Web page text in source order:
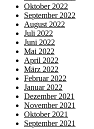
Oktober 2022
September 2022
August 2022
Juli 2022
Juni 2022
Mai 2022
April 2022
März 2022
Februar 2022
Januar 2022
Dezember 2021
November 2021
Oktober 2021
September 2021